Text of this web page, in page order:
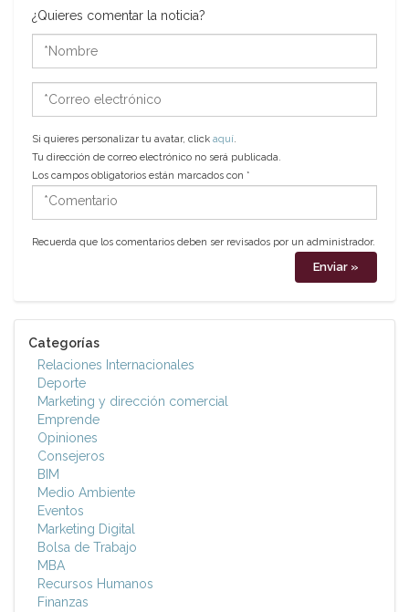
¿Quieres comentar la noticia?
*Nombre
*Correo
electrónico
Si quieres personalizar tu avatar, click aquí.
Tu dirección de correo electrónico no será publicada.
Los campos obligatorios están marcados con *
*Comentario
Recuerda que los comentarios deben ser revisados por un administrador.
Categorías
Relaciones Internacionales
Deporte
Marketing y dirección comercial
Emprende
Opiniones
Consejeros
BIM
Medio Ambiente
Eventos
Marketing Digital
Bolsa de Trabajo
MBA
Recursos Humanos
Finanzas